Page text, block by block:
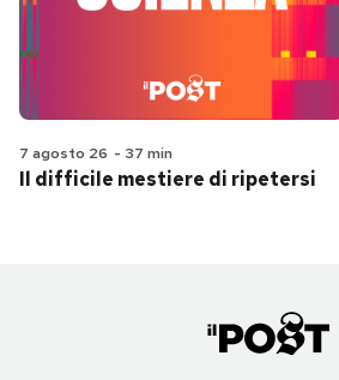
7 agosto 26 - 37 min
Il difficile mestiere di ripetersi